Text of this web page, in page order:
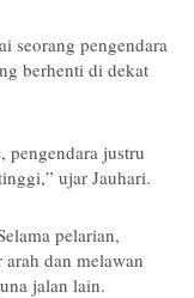
seorang pengendara
berhenti di dekat
pengendara justru
ujar Jauhari.
pelarian,
dan melawan
jalan lain.